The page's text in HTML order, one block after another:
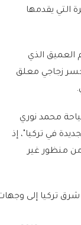
التي يقدمها
الذي
زجاجي معلق
محمد نوري
في تركيا"، إذ
منظور غير